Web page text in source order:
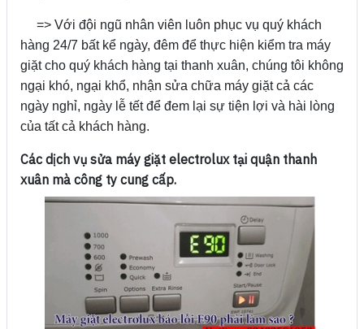
=> Với đội ngũ nhân viên luôn phục vụ quý khách
hàng 24/7 bất kể ngày, đêm để thực hiện kiểm tra máy
giặt cho quý khách hàng tại thanh xuân, chúng tôi không
ngại khó, ngại khổ, nhận sửa chữa máy giặt cả các
ngày nghỉ, ngày lễ tết để đem lại sự tiện lợi và hài lòng
của tất cả khách hàng.
Các dịch vụ sửa máy giặt electrolux tại quận thanh
xuân mà công ty cung cấp.